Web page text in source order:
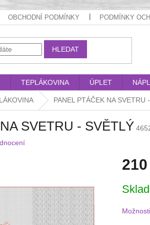
OBCHODNÍ PODMÍNKY PODMÍNKY
HLEDAT
TEPLÁKOVINA ÚPLET
PANEL PTÁČEK NA SVETRU
SVETRU - SVĚTLÝ
cena: